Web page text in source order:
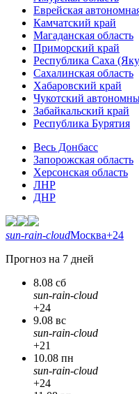
Еврейская
Камчатский край
Магаданская область
Приморский край
Республика Саха
Сахалинская область
Хабаровский край
Чукотский
Забайкальский край
Республика Бурятия
Весь Донбасс
Запорожская область
Херсонская область
ЛНР
ДНР
sun-rain-cloudМосква+24
Прогноз на 7 дней
8.08 сб
sun-rain-cloud
+24
9.08 вс
sun-rain-cloud
+21
10.08 пн
sun-rain-cloud
+24